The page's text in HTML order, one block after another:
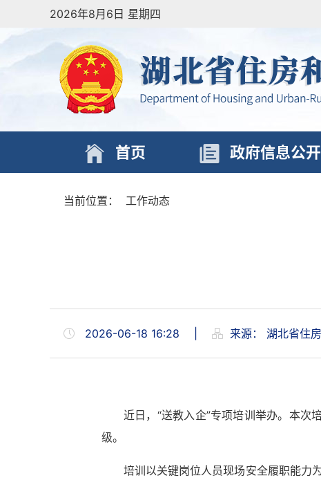
2026年8月6日 星期四
首页 政府信息公开
当前位置： 工作动态
2026-06-18 16:28 来源： 湖北省住
近日，“送教入企”专项培训举办。本次
级。
培训以关键岗位人员现场安全履职能力